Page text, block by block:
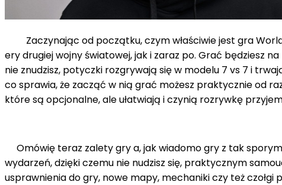
Zaczynając od początku, czym właściwie jest gra
ery drugiej wojny światowej, jak i zaraz po. Grać będziesz
nie znudzisz, potyczki rozgrywają się w modelu 7 vs 7 i
co sprawia, że zacząć w nią grać możesz praktycznie od
które są opcjonalne, ale ułatwiają i czynią rozrywkę
Omówię teraz zalety gry a, jak wiadomo gry z tak
wydarzeń, dzięki czemu nie nudzisz się, praktycznym
usprawnienia do gry, nowe mapy, mechaniki czy też czołgi